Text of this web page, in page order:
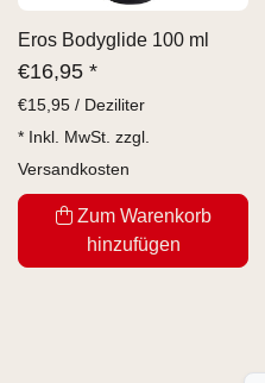
Eros Bodyglide 100 ml
€16,95 *
€15,95 / Deziliter
* Inkl. MwSt. zzgl.
Versandkosten
Zum Warenkorb
hinzufügen